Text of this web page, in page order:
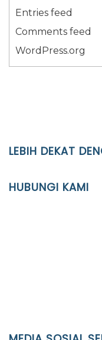
Entries feed
Comments feed
WordPress.org
LEBIH DEKAT
HUBUNGI KAMI